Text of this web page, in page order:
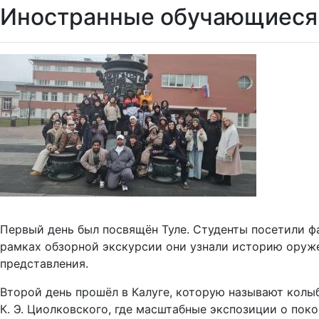
Иностранные обучающиеся
Первый день был посвящён Туле. Студенты посетили
рамках обзорной экскурсии они узнали историю
представления.
Второй день прошёл в Калуге, которую называют
К. Э. Циолковского, где масштабные экспозиции о